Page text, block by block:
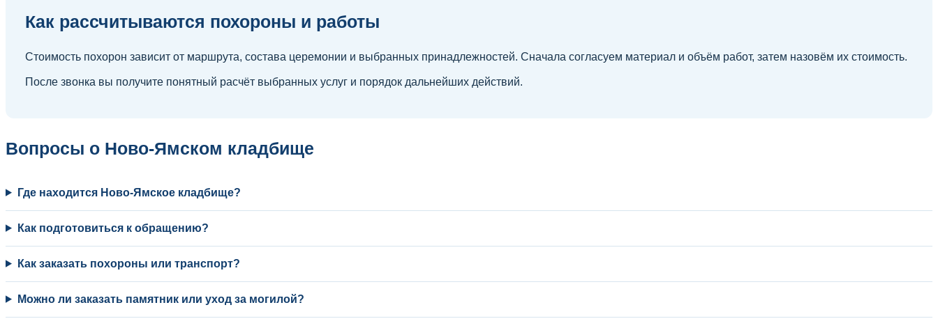
Как рассчитываются похороны и работы
Стоимость похорон зависит от маршрута, состава церемонии и выбранных принадлежностей. Сначала согласуем материал и объём работ, затем назовём их стоимость.
После звонка вы получите понятный расчёт выбранных услуг и порядок дальнейших действий.
Вопросы о Ново-Ямском кладбище
Где находится Ново-Ямское кладбище?
Как подготовиться к обращению?
Как заказать похороны или транспорт?
Можно ли заказать памятник или уход за могилой?